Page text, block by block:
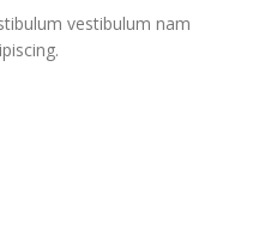
vestibulum nam